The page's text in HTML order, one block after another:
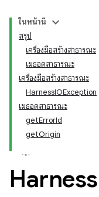
ในหน้านี้
สรุป
เครื่องมือสร้างสาธารณะ
เมธอดสาธารณะ
เครื่องมือสร้างสาธารณะ
HarnessIOException
เมธอดสาธารณะ
getErrorId
getOrigin
Harness